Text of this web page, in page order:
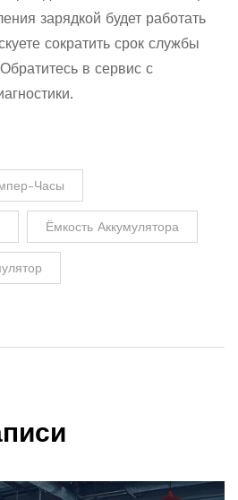
зарядкой будет работать
сократить срок службы
в сервис с
Часы
Ёмкость Аккумулятора